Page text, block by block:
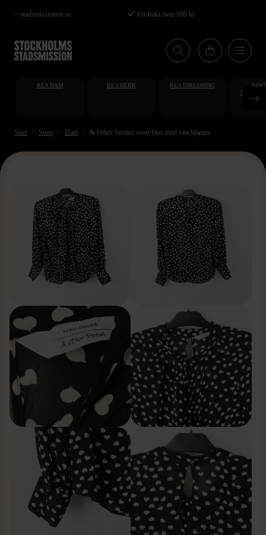
Hoppa
till
huvudinnehåll
< stadsmissionen.se Fri frakt över 990 kr
REA DAM REA HERR REA INREDNING
Start Shop Dam & Other Stories svart blus med vita hjärtan